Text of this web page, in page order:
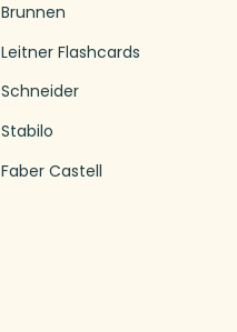
Brunnen
Leitner Flashcards
Schneider
Stabilo
Faber Castell